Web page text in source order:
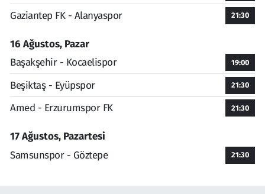
Gaziantep FK - Alanyaspor 21:30
16 Ağustos, Pazar
Başakşehir - Kocaelispor
19:00
Beşiktaş - Eyüpspor 21:30
Amed - Erzurumspor FK 21:30
17 Ağustos, Pazartesi
Samsunspor - Göztepe
21:30